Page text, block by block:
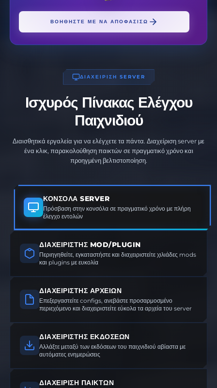
ΒΟΗΘΉΣΤΕ ΜΕ ΝΑ ΑΠΟΦΑΣΊΣΩ
ΔΙΑΧΕΙΡΙΣΗ SERVER
Ισχυρός Πίνακας Ελέγχου
Παιχνιδιού
Διαισθητικά εργαλεία για να ελέγχετε τα πάντα. Διαχείριση server με
ένα κλικ, παρακολούθηση παικτών σε πραγματικό χρόνο και
προηγμένη βελτιστοποίηση.
ΚΟΝΣΌΛΑ SERVER
Πρόσβαση στην κονσόλα σε πραγματικό χρόνο με πλήρη
έλεγχο εντολών
ΔΙΑΧΕΙΡΙΣΤΉΣ MOD/PLUGIN
Περιηγηθείτε, εγκαταστήστε και διαχειριστείτε χιλιάδες mods
και plugins με ευκολία
ΔΙΑΧΕΙΡΙΣΤΉΣ ΑΡΧΕΊΩΝ
Επεξεργαστείτε configs, ανεβάστε προσαρμοσμένο
περιεχόμενο και διαχειριστείτε εύκολα τα αρχεία του server
ΔΙΑΧΕΙΡΙΣΤΉΣ ΕΚΔΌΣΕΩΝ
Αλλάξτε μεταξύ των εκδόσεων του παιχνιδιού αβίαστα με
αυτόματες ενημερώσεις
ΔΙΑΧΕΊΡΙΣΗ ΠΑΙΚΤΏΝ